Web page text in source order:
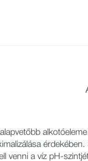
venni a víz pH-